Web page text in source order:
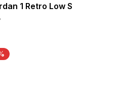
1 Retro Low S